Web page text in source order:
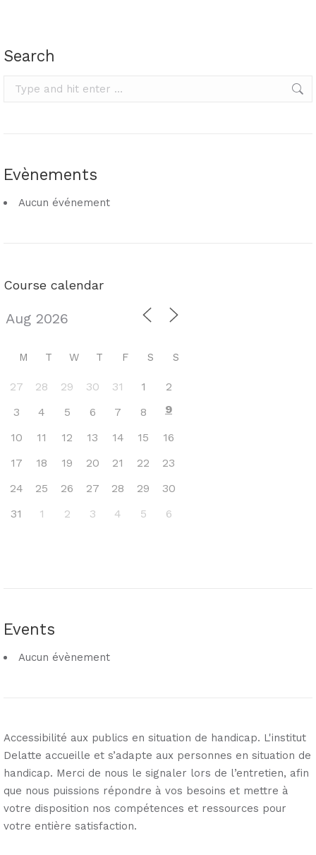
Search
Search:
Evènements
Aucun événement
Course calendar
M T W T F S S
27 28 29 30 31 1
2
3
4 5 6 7 8 9
10 11 12 13 14 15
16
17
18 19 20 21 22
23
24
25 26 27 28 29
30
31
1 2 3 4 5 6
Events
Aucun évènement
Accessibilité aux publics en situation de handicap. L'institut
Delatte accueille et s’adapte aux personnes en situation de
handicap. Merci de nous le signaler lors de l’entretien, afin
que nous puissions répondre à vos besoins et mettre à
votre disposition nos compétences et ressources pour
votre entière satisfaction.